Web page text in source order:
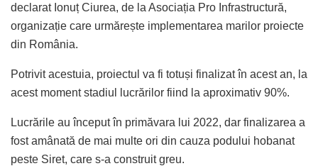
declarat Ionuț Ciurea, de la Asociația Pro Infrastructură,
organizație care urmărește implementarea marilor proiecte
din România.
Potrivit acestuia, proiectul va fi totuși finalizat în acest an, la
acest moment stadiul lucrărilor fiind la aproximativ 90%.
Lucrările au început în primăvara lui 2022, dar finalizarea a
fost amânată de mai multe ori din cauza podului hobanat
peste Siret, care s-a construit greu.